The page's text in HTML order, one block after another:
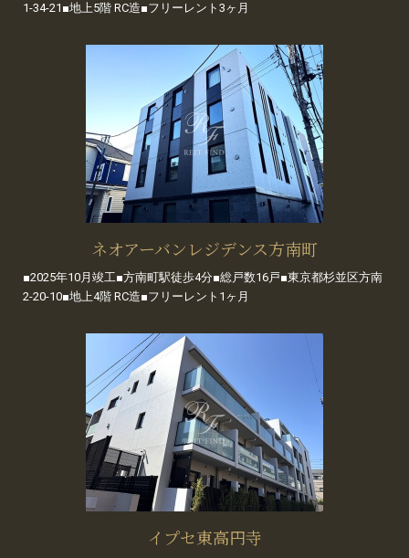
1-34-21■地上5階 RC造■フリーレント3ヶ月
ネオアーバンレジデンス方南町
■2025年10月竣工■方南町駅徒歩4分■総戸数16戸■東京都杉並区方南
2-20-10■地上4階 RC造■フリーレント1ヶ月
イプセ東高円寺